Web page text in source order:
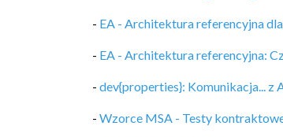
- EA - Architektura referencyjna
- EA - Architektura referencyjna:
- dev{properties}: Komunikacja...
- Wzorce MSA - Testy